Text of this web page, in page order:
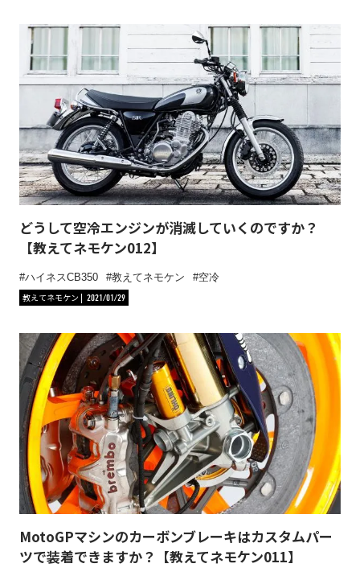
どうして空冷エンジンが消滅していくのですか？
【教えてネモケン012】
ハイネスCB350 教えてネモケン
空冷
教えてネモケン
2021/01/29
MotoGPマシンのカーボンブレーキはカスタムパー
ツで装着できますか？【教えてネモケン011】